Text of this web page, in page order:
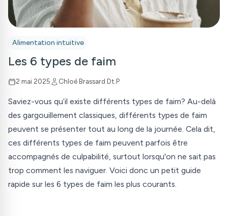
Alimentation intuitive
Les 6 types de faim
2 mai 2025 Chloé Brassard Dt.P
Saviez-vous qu’il existe différents types de faim? Au-delà
des gargouillement classiques, différents types de faim
peuvent se présenter tout au long de la journée. Cela dit,
ces différents types de faim peuvent parfois être
accompagnés de culpabilité, surtout lorsqu'on ne sait pas
trop comment les naviguer. Voici donc un petit guide
rapide sur les 6 types de faim les plus courants.